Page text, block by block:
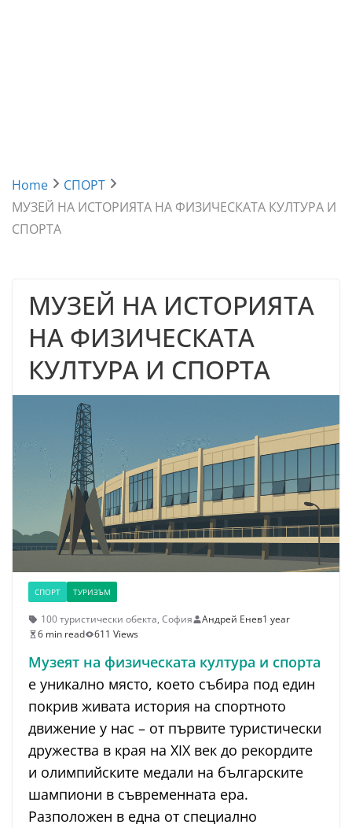
Home
СПОРТ
МУЗЕЙ НА ИСТОРИЯТА НА ФИЗИЧЕСКАТА КУЛТУРА И
СПОРТА
МУЗЕЙ НА ИСТОРИЯТА
НА ФИЗИЧЕСКАТА
КУЛТУРА И СПОРТА
СПОРТ ТУРИЗЪМ
100 туристически обекта, София Андрей Енев1 year
6 min read
611 Views
Музеят на физическата култура и спорта
е уникално място, което събира под един
покрив живата история на спортното
движение у нас – от първите туристически
дружества в края на XIX век до рекордите
и олимпийските медали на българските
шампиони в съвременната ера.
Разположен в една от специално